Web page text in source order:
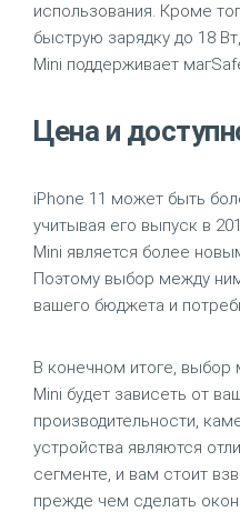
использования. Кроме
быструю зарядку до 18
Mini поддерживает
Цена и
iPhone 11 может быть
учитывая его выпуск в
Mini является более
Поэтому выбор между
вашего бюджета и
В конечном итоге, выбор
Mini будет зависеть от
производительности,
устройства являются
сегменте, и вам стоит
прежде чем сделать